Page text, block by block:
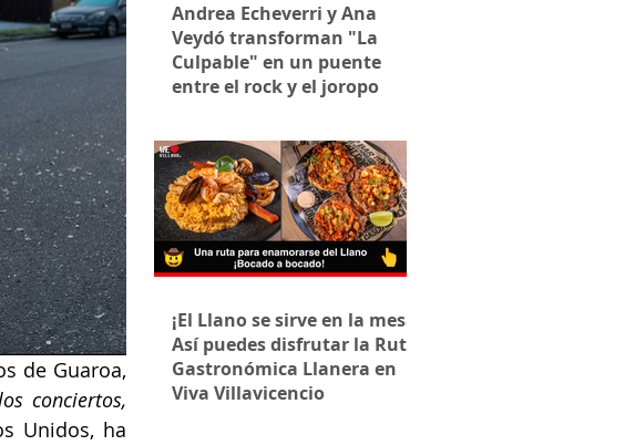
de Guaroa,
conciertos,
Unidos, ha
Andrea Echeverri y Ana
Veydó transforman "La
Culpable" en un puente
entre el rock y el joropo
¡El Llano se sirve en la mesa!
Así puedes disfrutar la Ruta
Gastronómica Llanera en
Viva Villavicencio